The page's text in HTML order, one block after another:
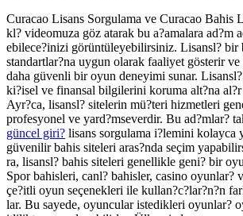
Curacao Lisans Sorgulama ve Curacao Bahis
kl? videomuza göz atarak bu a?amalara ad?m
ebilece?inizi görüntüleyebilirsiniz. Lisansl? bir
standartlar?na uygun olarak faaliyet gösterir
daha güvenli bir oyun deneyimi sunar.
ki?isel ve finansal bilgilerini koruma alt?na
Ayr?ca, lisansl? sitelerin mü?teri hizmetleri
profesyonel ve yard?mseverdir. Bu ad?mlar?
güncel giri? lisans sorgulama i?lemini kolayca
güvenilir bahis siteleri aras?nda seçim
ra, lisansl? bahis siteleri genellikle geni? bir
Spor bahisleri, canl? bahisler, casino oyunlar?
çe?itli oyun seçenekleri ile kullan?c?lar?n?n
lar. Bu sayede, oyuncular istedikleri oyunlar?